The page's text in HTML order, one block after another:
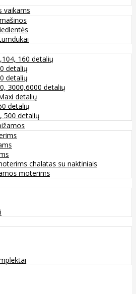
vaikams
160 detalių
detalių
detalių
3000,6000 detalių
detalių
detalių
500 detalių
chalatas su naktiniais
moterims